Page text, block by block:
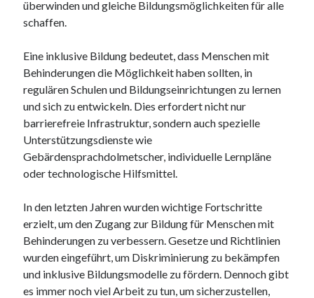
überwinden und gleiche Bildungsmöglichkeiten für alle
schaffen.
Eine inklusive Bildung bedeutet, dass Menschen mit
Behinderungen die Möglichkeit haben sollten, in
regulären Schulen und Bildungseinrichtungen zu lernen
und sich zu entwickeln. Dies erfordert nicht nur
barrierefreie Infrastruktur, sondern auch spezielle
Unterstützungsdienste wie
Gebärdensprachdolmetscher, individuelle Lernpläne
oder technologische Hilfsmittel.
In den letzten Jahren wurden wichtige Fortschritte
erzielt, um den Zugang zur Bildung für Menschen mit
Behinderungen zu verbessern. Gesetze und Richtlinien
wurden eingeführt, um Diskriminierung zu bekämpfen
und inklusive Bildungsmodelle zu fördern. Dennoch gibt
es immer noch viel Arbeit zu tun, um sicherzustellen,